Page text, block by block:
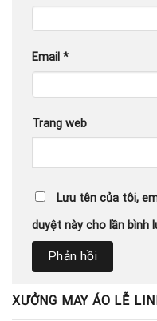
Email *
Trang web
Lưu tên của tôi,
duyệt này cho lần bình
XƯỞNG MAY ÁO LỄ